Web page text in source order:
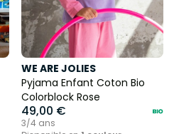
WE ARE JOLIES
Pyjama Enfant Coton Bio
Colorblock Rose
49,00 €
3/4 ans